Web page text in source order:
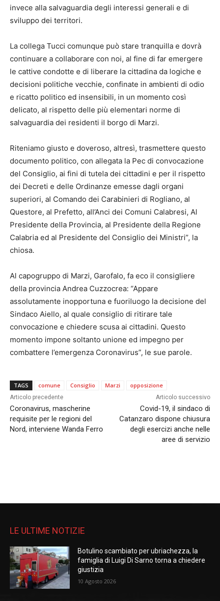
invece alla salvaguardia degli interessi generali e di
sviluppo dei territori.
La collega Tucci comunque può stare tranquilla e dovrà
continuare a collaborare con noi, al fine di far emergere
le cattive condotte e di liberare la cittadina da logiche e
decisioni politiche vecchie, confinate in ambienti di odio
e ricatto politico ed insensibili, in un momento così
delicato, al rispetto delle più elementari norme di
salvaguardia dei residenti il borgo di Marzi.
Riteniamo giusto e doveroso, altresì, trasmettere questo
documento politico, con allegata la Pec di convocazione
del Consiglio, ai fini di tutela dei cittadini e per il rispetto
dei Decreti e delle Ordinanze emesse dagli organi
superiori, al Comando dei Carabinieri di Rogliano, al
Questore, al Prefetto, all’Anci dei Comuni Calabresi, Al
Presidente della Provincia, al Presidente della Regione
Calabria ed al Presidente del Consiglio dei Ministri”, la
chiosa.
Al capogruppo di Marzi, Garofalo, fa eco il consigliere
della provincia Andrea Cuzzocrea: “Appare
assolutamente inopportuna e fuoriluogo la decisione del
Sindaco Aiello, al quale consiglio di ritirare tale
convocazione e chiedere scusa ai cittadini. Questo
momento impone soltanto unione ed impegno per
combattere l’emergenza Coronavirus”, le sue parole.
TAGS comune Consiglio Marzi opposizione
Articolo precedente
Coronavirus, mascherine
requisite per le regioni del
Nord, interviene Wanda Ferro
Articolo successivo
Covid-19, il sindaco di
Catanzaro dispone chiusura
degli esercizi anche nelle
aree di servizio
LE ULTIME NOTIZIE
Botulino scambiato per ubriachezza, la
famiglia di Luigi Di Sarno torna a chiedere
giustizia
10 Agosto 2026